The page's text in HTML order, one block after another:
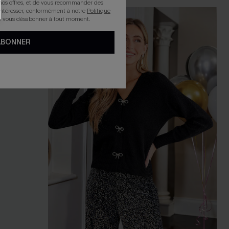
offres, et de vous recommander des
conformément à notre Politique
vous désabonner à tout moment.